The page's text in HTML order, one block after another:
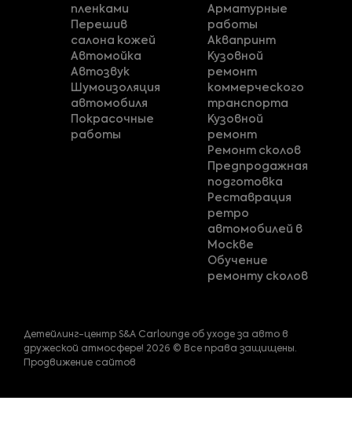
пленками
Перешив
салона кожей
Автомойка
Автозвук
Шумоизоляция
автомобиля
Покрасочные
работы
Арматурные
работы
Аквапринт
Кузовной
ремонт
коммерческого
транспорта
Кузовной
ремонт
Ремонт сколов
Предпродажная
подготовка
Реставрация
ретро
автомобилей в
Москве
Обучение
ремонту сколов
Детейлинг-центр S&A Carlounge об уходе за авто в
дружеской атмосфере! 2026 © Все права защищены.
Продвижение сайтов